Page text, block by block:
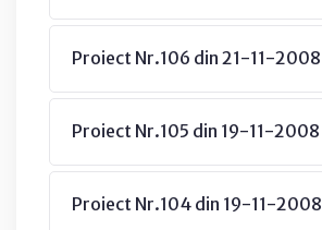
Proiect Nr.106 din 21-11-2008
Proiect Nr.105 din 19-11-2008
Proiect Nr.104 din 19-11-2008